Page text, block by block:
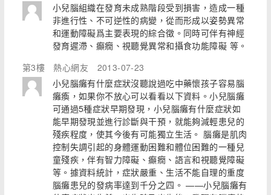
小兒腦組織在發育未成熟階段受到損害，造成一種
非進行性、不可逆性的病變，從而形成以姿勢異常
和運動障礙爲主要表現的綜合徵。同時可伴有神經
發育遲滯、癲癇、視聽覺異常和攝食功能障礙 等。
第3樓
熱心網友
2013-07-23
小兒腦癱有什麼症狀沒聽說過吃中藥懷孩子容易腦
癱瘓，如果你不放心可以看看以下資料。小兒腦癱
可通過5種症狀早期發現，小兒腦癱有什麼症狀如
能早期發現並進行診斷與干預，就能夠減輕患兒的
殘疾程度，使其今後有可能獨立生活。 腦癱是肌肉
控制失調引起的身體運動困難和體位困難的一種兒
童殘疾，伴有智力障礙、癲癇、語言和視聽覺障礙
等。據資料統計，症狀嚴重、生活不能自理的重度
腦癱患兒的發病率達到千分之四。 ——小兒腦癱有